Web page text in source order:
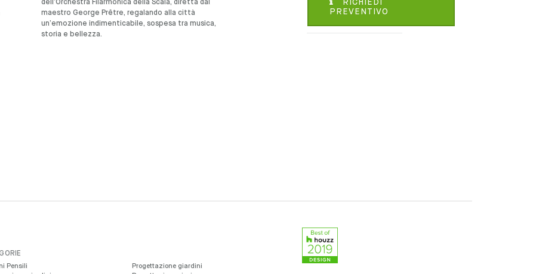
dell’Orchestra Filarmonica della Scala, diretta dal
maestro George Prêtre, regalando alla città
un’emozione indimenticabile, sospesa tra musica,
storia e bellezza.
RICHIEDI
PREVENTIVO
Pensili
Progettazione giardini